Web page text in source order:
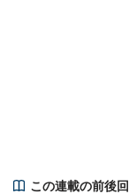
この連載の前後回